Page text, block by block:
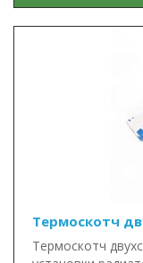
Термоскотч
Термоскотч